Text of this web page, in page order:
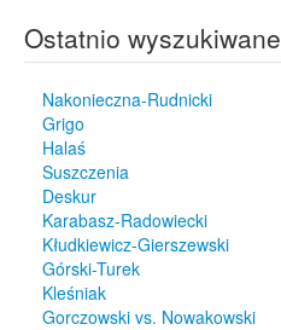
Ostatnio wyszukiwane
Nakonieczna-Rudnicki
Grigo
Halaś
Suszczenia
Deskur
Karabasz-Radowiecki
Kłudkiewicz-Gierszewski
Górski-Turek
Kleśniak
Gorczowski vs. Nowakowski